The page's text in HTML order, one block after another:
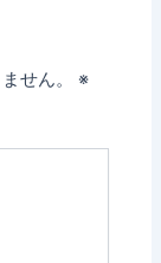
せん。
※